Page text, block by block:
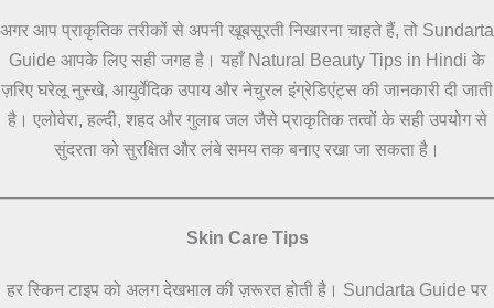
अगर आप प्राकृतिक तरीकों से अपनी खूबसूरती निखारना चाहते हैं, तो Sundarta
Guide आपके लिए सही जगह है। यहाँ Natural Beauty Tips in Hindi के
ज़रिए घरेलू नुस्खे, आयुर्वेदिक उपाय और नेचुरल इंग्रेडिएंट्स की जानकारी दी जाती
है। एलोवेरा, हल्दी, शहद और गुलाब जल जैसे प्राकृतिक तत्वों के सही उपयोग से
सुंदरता को सुरक्षित और लंबे समय तक बनाए रखा जा सकता है।
Skin Care Tips
हर स्किन टाइप को अलग देखभाल की ज़रूरत होती है। Sundarta Guide पर